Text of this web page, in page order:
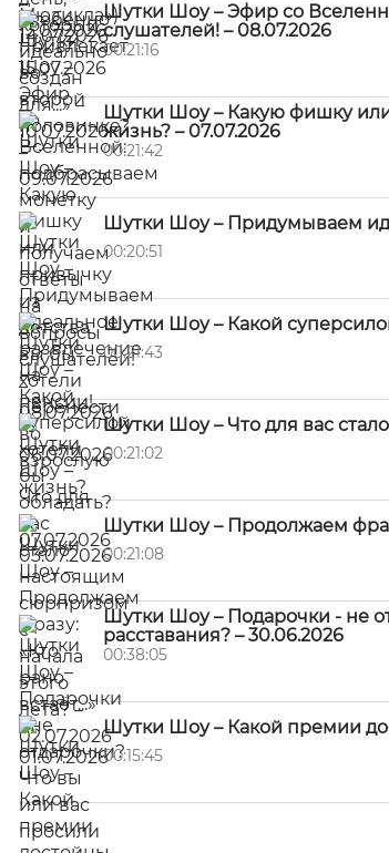
Шутки Шоу – Эфир со
слушателей! – 08.07.2026
00:21:16
Шутки Шоу – Какую фишку
жизнь? – 07.07.2026
00:21:42
Шутки Шоу – Придумываем
00:20:51
Шутки Шоу – Какой
00:21:43
Шутки Шоу – Что для вас
00:21:02
Шутки Шоу – Продолжаем
00:21:08
Шутки Шоу – Подарочки - не
расставания? – 30.06.2026
00:38:05
Шутки Шоу – Какой премии
00:15:45